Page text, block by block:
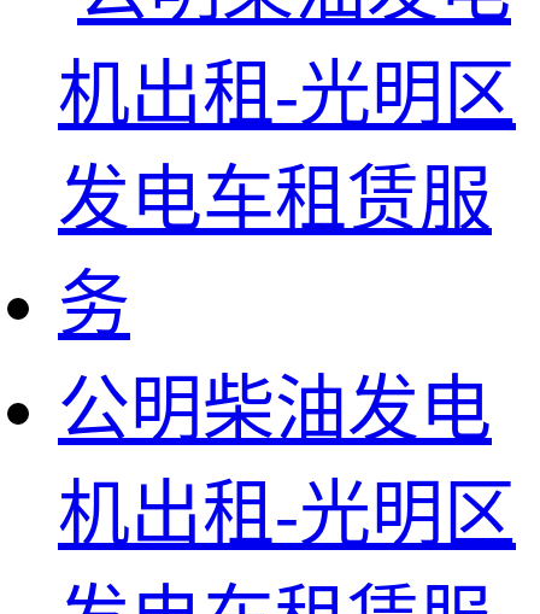
公明柴油发电
机出租-光明区